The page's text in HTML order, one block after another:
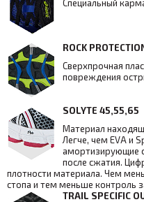
Специальный
ROCK
Сверхпрочная
повреждения
SOLYTE 45,55,65
Материал
Легче, чем EVA и
амортизирующие
после сжатия.
плотности материала. Чем
стопа и тем меньше контроль
TRAIL SPECIFIC